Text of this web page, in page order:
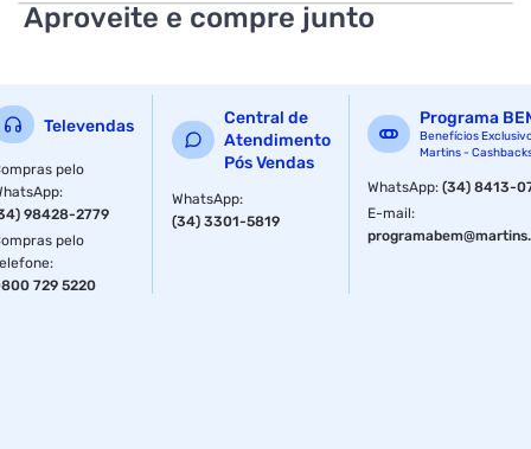
Aproveite e compre junto
Televendas
pelo
:
98428-2779
pelo
:
729 5220
Central de
Atendimento
Pós Vendas
WhatsApp:
(34) 3301-5819
Programa
Benefícios
Martins -
WhatsApp:(34) 8413-
E-mail: